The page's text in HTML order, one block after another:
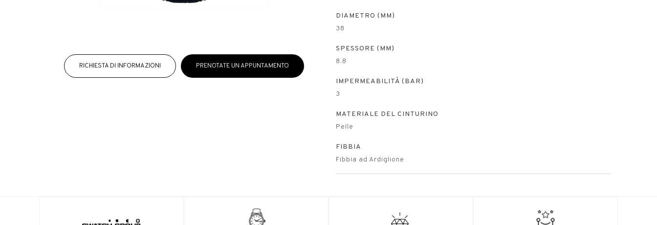
RICHIESTA DI INFORMAZIONI PRENOTATE UN APPUNTAMENTO
DIAMETRO (MM)
38
SPESSORE (MM)
8.8
IMPERMEABILITÀ (BAR)
3
MATERIALE DEL CINTURINO
Pelle
FIBBIA
Fibbia ad Ardiglione